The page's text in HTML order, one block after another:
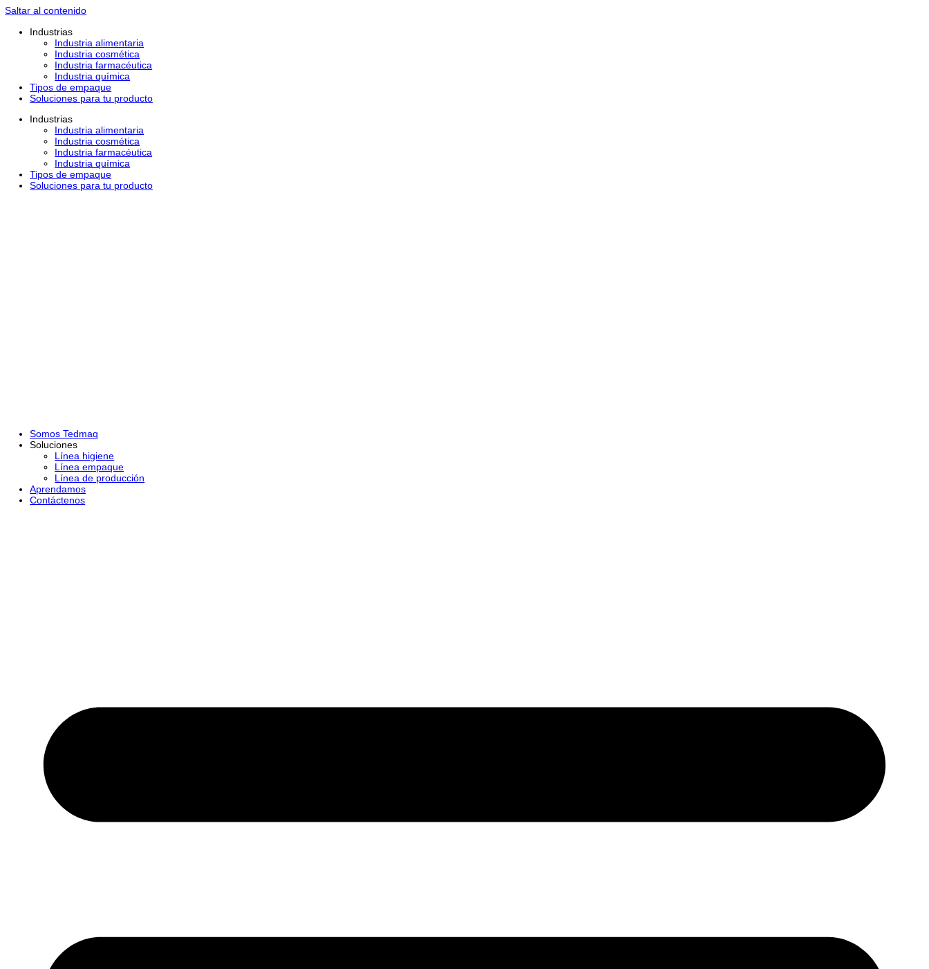
contenido
Saltar al contenido
Industrias
Industria alimentaria
Industria cosmética
Industria farmacéutica
Industria química
Tipos de empaque
Industrias
Industria alimentaria
Industria cosmética
Industria farmacéutica
Industria química
Tipos de empaque
Somos Tedmaq
Soluciones
Línea higiene